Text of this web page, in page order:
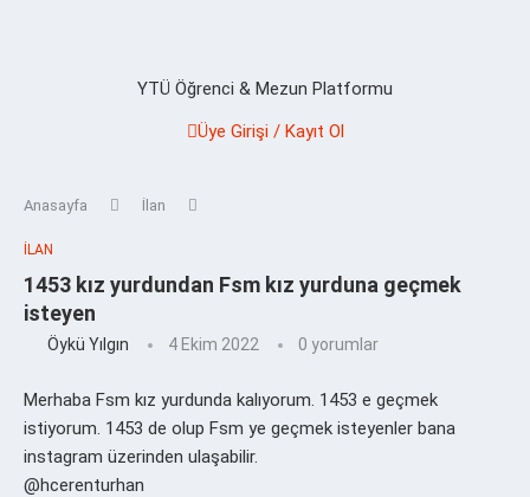
YTÜ Öğrenci & Mezun Platformu
Üye Girişi / Kayıt Ol
Anasayfa İlan
İLAN
1453 kız yurdundan Fsm kız yurduna geçmek
isteyen
Öykü Yılgın 4 Ekim 2022 0 yorumlar
Merhaba Fsm kız yurdunda kalıyorum. 1453 e geçmek
istiyorum. 1453 de olup Fsm ye geçmek isteyenler bana
instagram üzerinden ulaşabilir.
@hcerenturhan